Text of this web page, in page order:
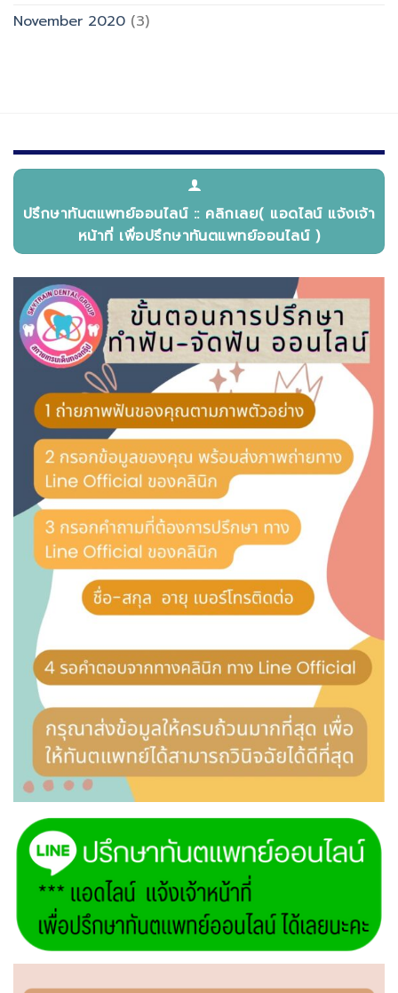
November 2020 (3)
ปรึกษาทันตแพทย์ออนไลน์ :: คลิกเลย( แอดไลน์ แจ้งเจ้า
หน้าที่ เพื่อปรึกษาทันตแพทย์ออนไลน์ )